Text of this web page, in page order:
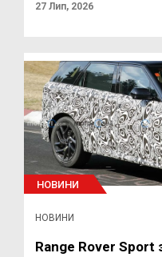
27 Лип, 2026
НОВИНИ
НОВИНИ
Range Rover Sport